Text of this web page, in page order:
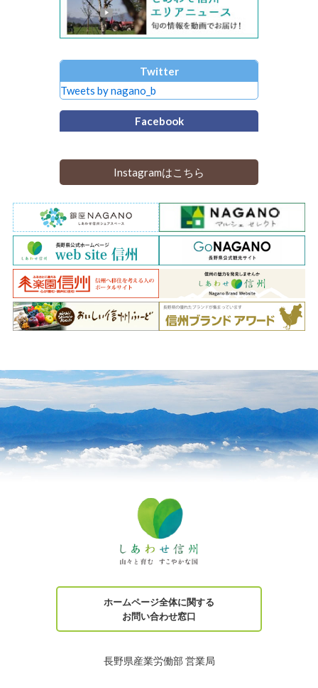
Twitter
Tweets by nagano_b
Facebook
Instagramはこちら
ホームページ全体に関する
お問い合わせ窓口
長野県産業労働部 営業局